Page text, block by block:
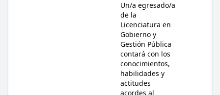
Un/a egresado/a
de la
Licenciatura en
Gobierno y
Gestión Pública
contará con los
conocimientos,
habilidades y
actitudes
acordes al